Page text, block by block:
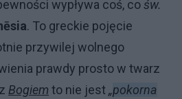
wypływa coś, cośw.
. To greckie pojęcie
przywilej wolnego
prawdy prosto w twarz
Bogiem to nie jest„pokorna